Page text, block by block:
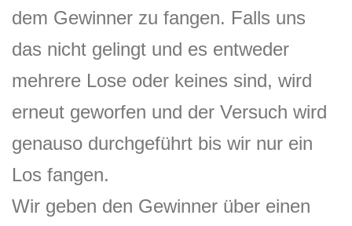
dem Gewinner zu fangen. Falls uns
das nicht gelingt und es entweder
mehrere Lose oder keines sind, wird
erneut geworfen und der Versuch wird
genauso durchgeführt bis wir nur ein
Los fangen.
Wir geben den Gewinner über einen